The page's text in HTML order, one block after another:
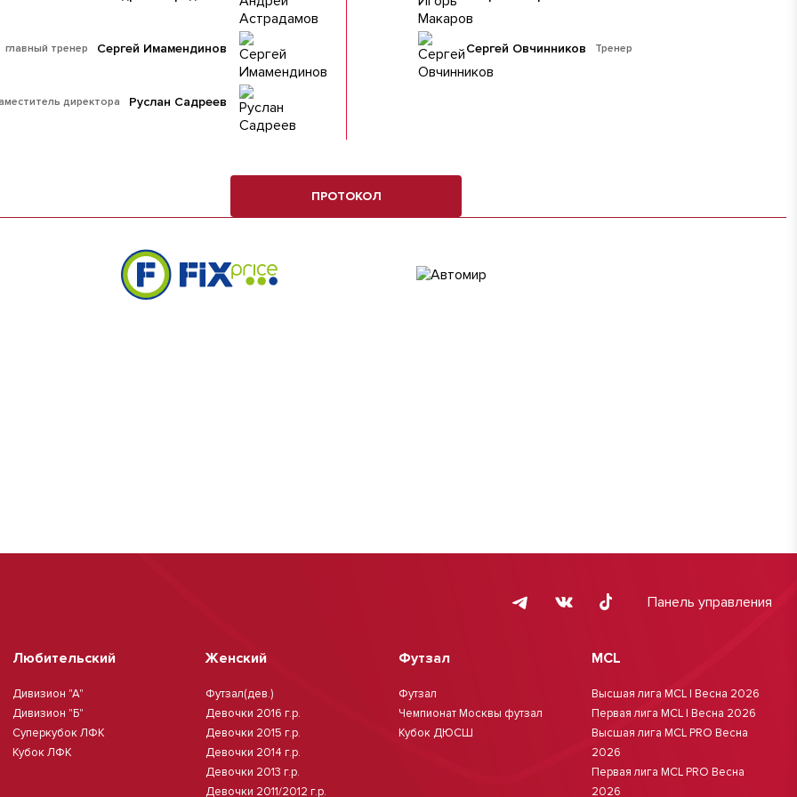
главный тренер Сергей Имамендинов
директора Руслан Садреев
Тренер
Сергей Овчинников
ПРОТОКОЛ
Панель управления
Любительский
Дивизион "А"
Дивизион "Б"
Суперкубок ЛФК
Кубок ЛФК
Женский
Футзал(дев.)
Девочки 2016 г.р.
Девочки 2015 г.р.
Девочки 2014 г.р.
Девочки 2013 г.р.
Девочки 2011/2012 г.р.
Футзал
Футзал
Чемпионат Москвы футзал
Кубок ДЮСШ
MCL
Высшая лига MCL | Весна 2026
Первая лига MCL | Весна 2026
Высшая лига MCL PRO Весна
2026
Первая лига MCL PRO Весна
2026